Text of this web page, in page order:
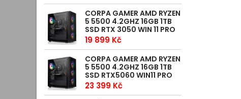
CORPA GAMER AMD RYZEN
5 5500 4.2GHZ 16GB 1TB
SSD RTX 3050 WIN 11 PRO
19 899 Kč
CORPA GAMER AMD RYZEN
5 5500 4.2GHZ 16GB 1TB
SSD RTX5060 WIN11 PRO
23 399 Kč